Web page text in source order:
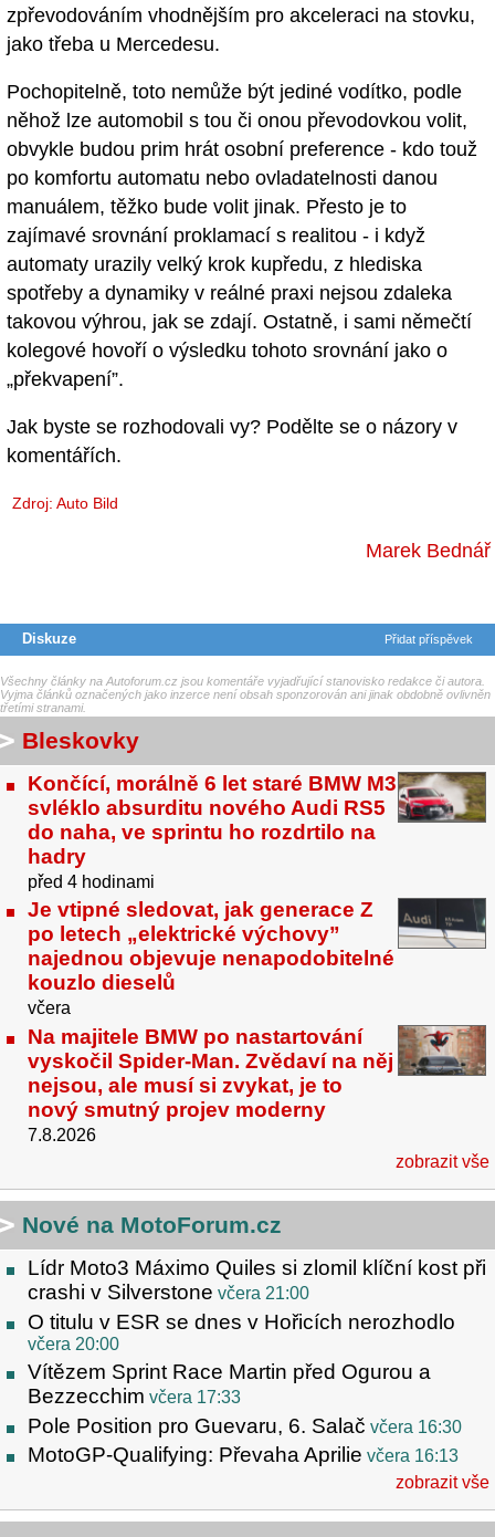
zpřevodováním vhodnějším pro akceleraci na stovku,
jako třeba u Mercedesu.
Pochopitelně, toto nemůže být jediné vodítko, podle
něhož lze automobil s tou či onou převodovkou volit,
obvykle budou prim hrát osobní preference - kdo touž
po komfortu automatu nebo ovladatelnosti danou
manuálem, těžko bude volit jinak. Přesto je to
zajímavé srovnání proklamací s realitou - i když
automaty urazily velký krok kupředu, z hlediska
spotřeby a dynamiky v reálné praxi nejsou zdaleka
takovou výhrou, jak se zdají. Ostatně, i sami němečtí
kolegové hovoří o výsledku tohoto srovnání jako o
„překvapení”.
Jak byste se rozhodovali vy? Podělte se o názory v
komentářích.
Zdroj: Auto Bild
Marek Bednář
Diskuze Přidat příspěvek
Všechny články na Autoforum.cz jsou komentáře vyjadřující stanovisko redakce či autora.
Vyjma článků označených jako inzerce není obsah sponzorován ani jinak obdobně ovlivněn
třetími stranami.
Bleskovky
Končící, morálně 6 let staré BMW M3
svléklo absurditu nového Audi RS5
do naha, ve sprintu ho rozdrtilo na
hadry
před 4 hodinami
Je vtipné sledovat, jak generace Z
po letech „elektrické výchovy”
najednou objevuje nenapodobitelné
kouzlo dieselů
včera
Na majitele BMW po nastartování
vyskočil Spider-Man. Zvědaví na něj
nejsou, ale musí si zvykat, je to
nový smutný projev moderny
7.8.2026
zobrazit vše
Nové na MotoForum.cz
Lídr Moto3 Máximo Quiles si zlomil klíční kost při
crashi v Silverstone včera 21:00
O titulu v ESR se dnes v Hořicích nerozhodlo
včera 20:00
Vítězem Sprint Race Martin před Ogurou a
Bezzecchim včera 17:33
Pole Position pro Guevaru, 6. Salač včera 16:30
MotoGP-Qualifying: Převaha Aprilie včera 16:13
zobrazit vše